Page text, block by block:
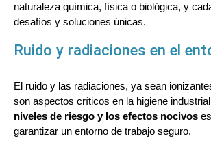
naturaleza química, física o biológica, y
desafíos y soluciones únicas.
Ruido y radiaciones en el
El ruido y las radiaciones, ya sean
son aspectos críticos en la higiene
niveles de riesgo y los efectos nocivos
garantizar un entorno de trabajo seguro.